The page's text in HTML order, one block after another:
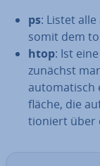
ps: Listet
somit dem
htop: Ist
zunächst
au­to­ma­tisch
flä­che, die
tio­niert über